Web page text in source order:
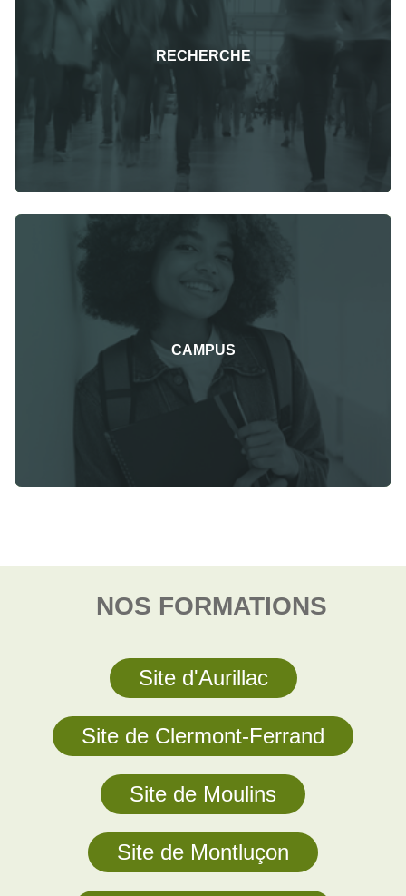
RECHERCHE
CAMPUS
NOS FORMATIONS
Site d'Aurillac
Site de Clermont-Ferrand
Site de Moulins
Site de Montluçon